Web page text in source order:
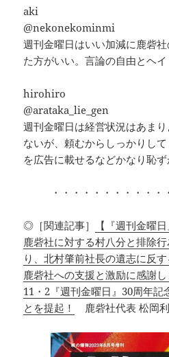
aki
@nekonekominmi
週刊金曜日はいい加減に鹿砦
た方がいい。言論の自由とヘイ
hirohiro
@arataka_lie_gen
週刊金曜日は経営状況はあま
ないが、頼むからしっかりし
を広告に載せるなどかなり恥ず
・・・・・・・・・・・
◎［関連記事］
【『週刊金曜
鹿砦社に対する村八分と排除
り、北村肇前社長の遺志に反
鹿砦社への支援と激励に感謝し
11・2『週刊金曜日』30周年記
とを提起！
鹿砦社代表 松岡